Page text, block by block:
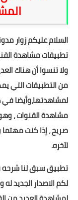
السلام عليكم زوار
تطبيقات مشاهدة
ولا تنسوا أن هناك
من التطبيقات التي
لمشاهدتها،وأيضا
مشاهدة القنوات ،
صريح ، إذا كنت
لآخره.
تطبيق سبق لنا شرحه
لكم الاصدار الجديد